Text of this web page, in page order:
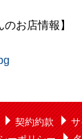
のお店情報】
契約約款